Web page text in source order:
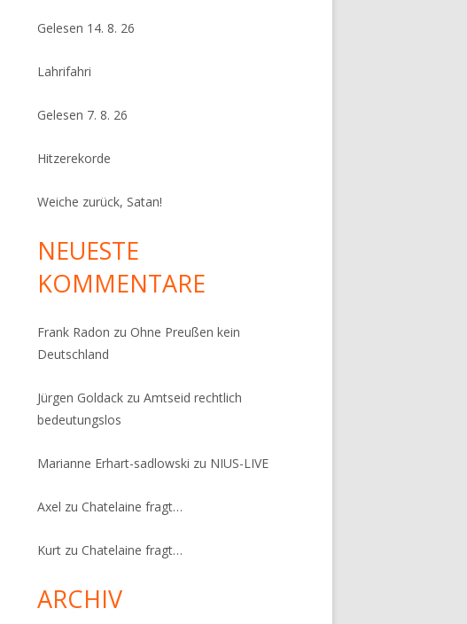
Gelesen 14. 8. 26
Lahrifahri
Gelesen 7. 8. 26
Hitzerekorde
Weiche zurück, Satan!
NEUESTE
KOMMENTARE
Frank Radon zuOhne Preußen kein
Deutschland
Jürgen Goldack zuAmtseid rechtlich
bedeutungslos
Marianne Erhart-sadlowski zu NIUS-LIVE
Axel zuChatelaine fragt…
Kurt zuChatelaine fragt…
ARCHIV